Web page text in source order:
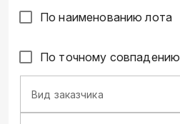
По наименованию лота
По точному совпадению
Вид заказчика